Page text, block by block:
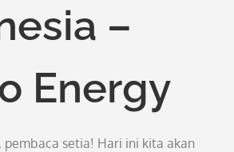
–
Energy
pembaca setia! Hari ini kita akan